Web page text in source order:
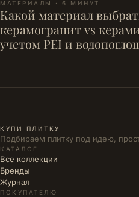
МАТЕРИАЛЫ · 6 МИНУТ
Какой материал
керамогранит vs
учетом PEI и
КУПИ ПЛИТКУ
Подбираем плитку под идею,
КАТАЛОГ
Все коллекции
Бренды
Журнал
ПОКУПАТЕЛЮ